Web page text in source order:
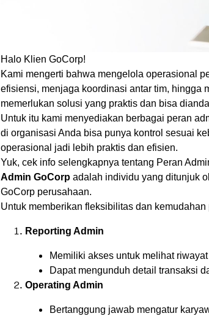
Halo Klien GoCorp!
Kami mengerti bahwa mengelola operasional
efisiensi, menjaga koordinasi antar tim, hingga
memerlukan solusi yang praktis dan bisa
Untuk itu kami menyediakan berbagai peran
di organisasi Anda bisa punya kontrol sesuai
operasional jadi lebih praktis dan efisien.
Yuk, cek info selengkapnya tentang Peran
Admin GoCorp adalah individu yang ditunjuk
GoCorp perusahaan.
Untuk memberikan fleksibilitas dan
Reporting Admin
Memiliki akses untuk melihat
Dapat mengunduh detail transaksi
Operating Admin
Bertanggung jawab mengatur